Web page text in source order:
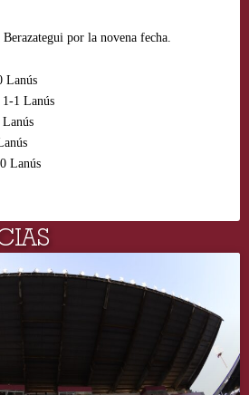
Berazategui por la novena fecha.
Lanús
1-1 Lanús
Lanús